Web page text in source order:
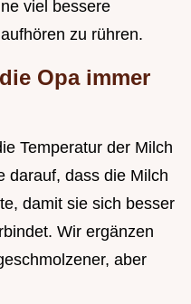
viel bessere
zu rühren.
Opa immer
Temperatur der Milch
darauf, dass die Milch
damit sie sich besser
Wir ergänzen
aber